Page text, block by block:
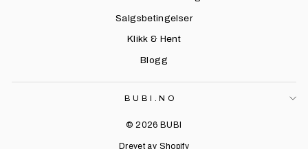
Salgsbetingelser
Klikk & Hent
Blogg
BUBI.NO
© 2026 BUBI
Drevet av Shopify